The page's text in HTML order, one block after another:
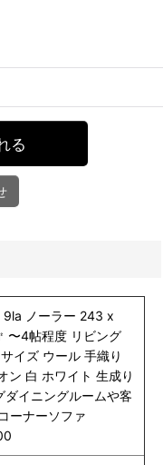
る
9la ノーラー 243 x
〜4帖程度 リビング
イズ ウール 手織り
ン 白 ホワイト 生成り
イニングルームや客
ーナーソファ